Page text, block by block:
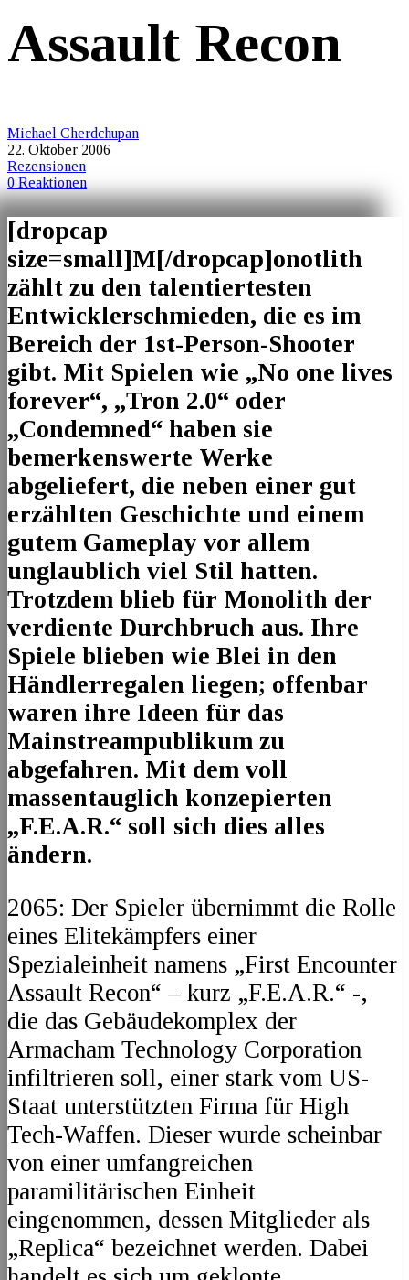
Assault Recon
Michael Cherdchupan
22. Oktober 2006
Rezensionen
0 Reaktionen
[dropcap
size=small]M[/dropcap]onotlith
zählt zu den talentiertesten
Entwicklerschmieden, die es im
Bereich der 1st-Person-Shooter
gibt. Mit Spielen wie „No one lives
forever“, „Tron 2.0“ oder
„Condemned“ haben sie
bemerkenswerte Werke
abgeliefert, die neben einer gut
erzählten Geschichte und einem
gutem Gameplay vor allem
unglaublich viel Stil hatten.
Trotzdem blieb für Monolith der
verdiente Durchbruch aus. Ihre
Spiele blieben wie Blei in den
Händlerregalen liegen; offenbar
waren ihre Ideen für das
Mainstreampublikum zu
abgefahren. Mit dem voll
massentauglich konzepierten
„F.E.A.R.“ soll sich dies alles
ändern.
2065: Der Spieler übernimmt die Rolle
eines Elitekämpfers einer
Spezialeinheit namens „First Encounter
Assault Recon“ – kurz „F.E.A.R.“ -,
die das Gebäudekomplex der
Armacham Technology Corporation
infiltrieren soll, einer stark vom US-
Staat unterstützten Firma für High
Tech-Waffen. Dieser wurde scheinbar
von einer umfangreichen
paramilitärischen Einheit
eingenommen, dessen Mitglieder als
„Replica“ bezeichnet werden. Dabei